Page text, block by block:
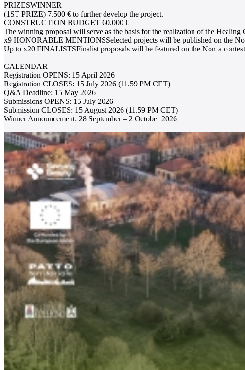
PRIZESWINNER
(1ST PRIZE) 7.500 € to further develop the project.
CONSTRUCTION BUDGET 60.000 €
The winning proposal will serve as the basis for the realization of the Healing
x9 HONORABLE MENTIONSSelected projects will be published on the
Up to x20 FINALISTSFinalist proposals will be featured on the Non-a
CALENDAR
Registration OPENS: 15 April 2026
Registration CLOSES: 15 July 2026 (11.59 PM CET)
Q&A Deadline: 15 May 2026
Submissions OPENS: 15 July 2026
Submission CLOSES: 15 August 2026 (11.59 PM CET)
Winner Announcement: 28 September – 2 October 2026